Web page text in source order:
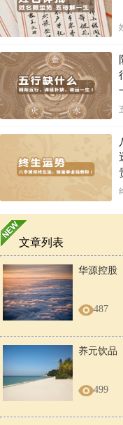
文章列表
华源控股
487
养元饮品
499